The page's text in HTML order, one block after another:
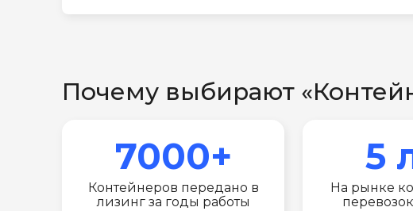
Почему выбирают
7000+
Контейнеров передано в
лизинг за годы работы
5
На рынке